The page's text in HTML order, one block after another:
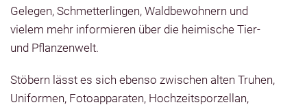
Gelegen, Schmetterlingen, Waldbewohnern und
vielem mehr informieren über die heimische Tier-
und Pflanzenwelt.
Stöbern lässt es sich ebenso zwischen alten Truhen,
Uniformen, Fotoapparaten, Hochzeitsporzellan,